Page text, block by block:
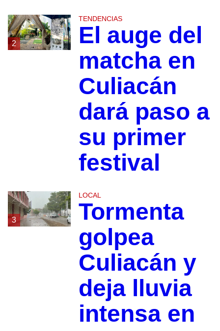
2
TENDENCIAS
El auge del
matcha en
Culiacán
dará paso a
su primer
festival
3
LOCAL
Tormenta
golpea
Culiacán y
deja lluvia
intensa en